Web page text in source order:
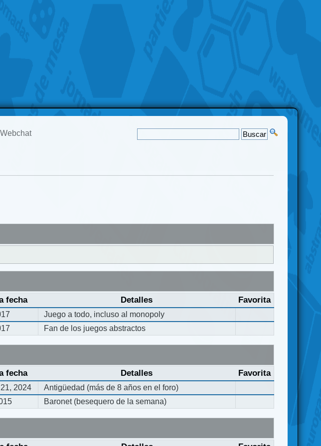
Webchat
fecha Detalles Favorita
Juego a todo, incluso al monopoly
Fan de los juegos abstractos
fecha Detalles Favorita
2024
Antigüedad (más de 8 años en el foro)
Baronet (besequero de la semana)